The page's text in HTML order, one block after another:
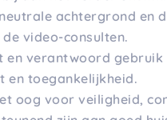
achtergrond en
video-consulten.
en verantwoord
en toegankelijkheid.
oog voor veiligheid,